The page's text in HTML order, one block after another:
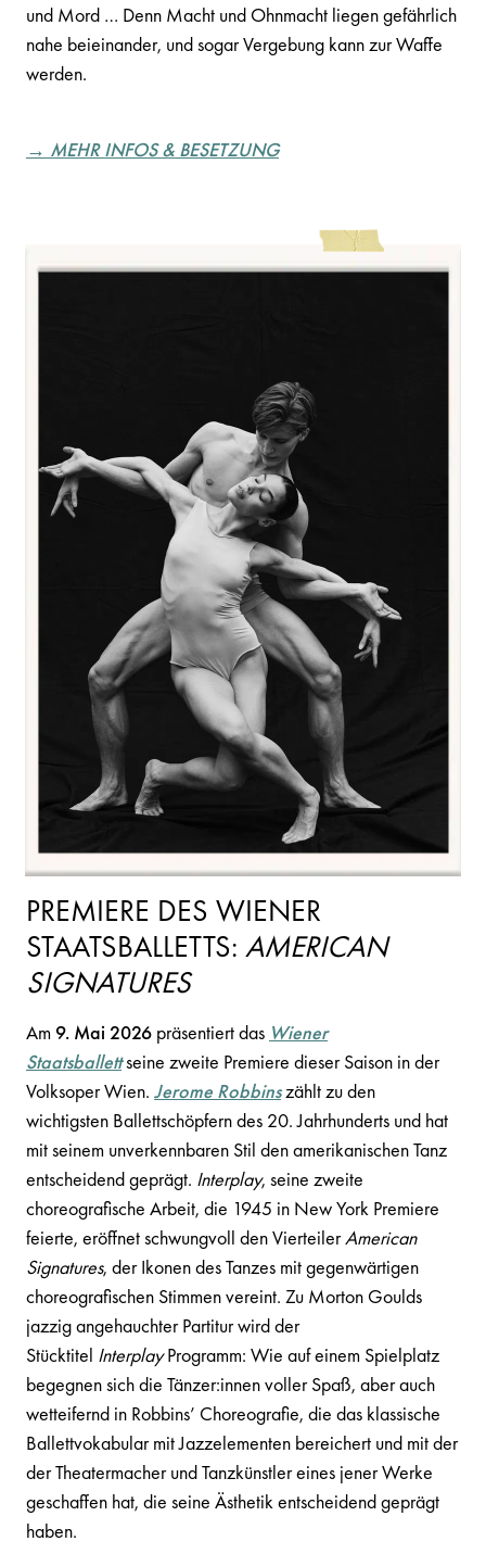
und Mord … Denn Macht und Ohnmacht liegen gefährlich
nahe beieinander, und sogar Vergebung kann zur Waffe
werden.
→ MEHR INFOS & BESETZUNG
PREMIERE DES WIENER
STAATSBALLETTS: AMERICAN
SIGNATURES
Am 9. Mai 2026 präsentiert das Wiener
Staatsballettseine zweite Premiere dieser Saison in der
Volksoper Wien. Jerome Robbinszählt zu den
wichtigsten Ballettschöpfern des 20. Jahrhunderts und hat
mit seinem unverkennbaren Stil den amerikanischen Tanz
entscheidend geprägt. Interplay, seine zweite
choreografische Arbeit, die 1945 in New York Premiere
feierte, eröffnet schwungvoll den VierteilerAmerican
Signatures, der Ikonen des Tanzes mit gegenwärtigen
choreografischen Stimmen vereint. Zu Morton Goulds
jazzig angehauchter Partitur wird der
Stücktitel InterplayProgramm: Wie auf einem Spielplatz
begegnen sich die Tänzer:innen voller Spaß, aber auch
wetteifernd in Robbins’ Choreografie, die das klassische
Ballettvokabular mit Jazzelementen bereichert und mit der
der Theatermacher und Tanzkünstler eines jener Werke
geschaffen hat, die seine Ästhetik entscheidend geprägt
haben.